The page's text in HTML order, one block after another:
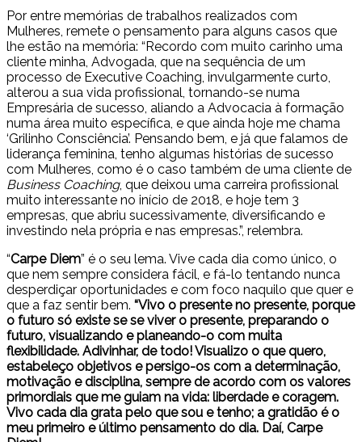
Por entre memórias de trabalhos realizados com
Mulheres, remete o pensamento para alguns casos que
lhe estão na memória: “Recordo com muito carinho uma
cliente minha, Advogada, que na sequência de um
processo de Executive Coaching, invulgarmente curto,
alterou a sua vida profissional, tornando-se numa
Empresária de sucesso, aliando a Advocacia à formação
numa área muito específica, e que ainda hoje me chama
‘Grilinho Consciência’. Pensando bem, e já que falamos de
liderança feminina, tenho algumas histórias de sucesso
com Mulheres, como é o caso também de uma cliente de
Business Coaching, que deixou uma carreira profissional
muito interessante no início de 2018, e hoje tem 3
empresas, que abriu sucessivamente, diversificando e
investindo nela própria e nas empresas.”, relembra.
“Carpe Diem” é o seu lema. Vive cada dia como único, o
que nem sempre considera fácil, e fá-lo tentando nunca
desperdiçar oportunidades e com foco naquilo que quer e
que a faz sentir bem. “Vivo o presente no presente, porque
o futuro só existe se se viver o presente, preparando o
futuro, visualizando e planeando-o com muita
flexibilidade. Adivinhar, de todo! Visualizo o que quero,
estabeleço objetivos e persigo-os com a determinação,
motivação e disciplina, sempre de acordo com os valores
primordiais que me guiam na vida: liberdade e coragem.
Vivo cada dia grata pelo que sou e tenho; a gratidão é o
meu primeiro e último pensamento do dia. Daí, Carpe